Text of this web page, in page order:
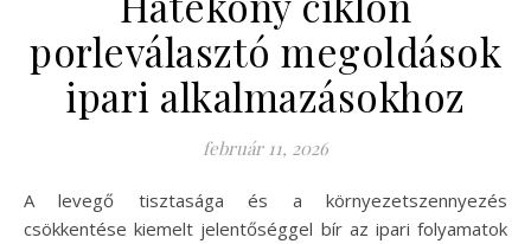
porleválasztó megoldások
ipari alkalmazásokhoz
február 11, 2026
A levegő tisztasága és a környezetszennyezés
csökkentése kiemelt jelentőséggel bír az ipari folyamatok